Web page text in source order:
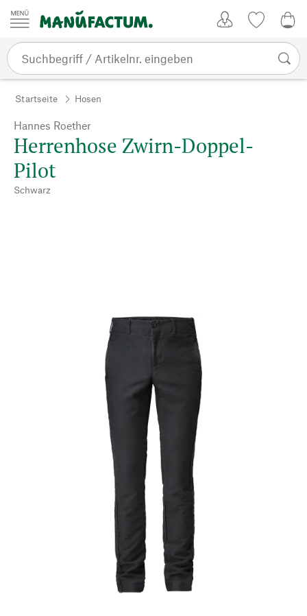
Zum Inhalt springen
Startseite Hosen
Hannes Roether
Herrenhose Zwirn-Doppel-
Pilot
Schwarz